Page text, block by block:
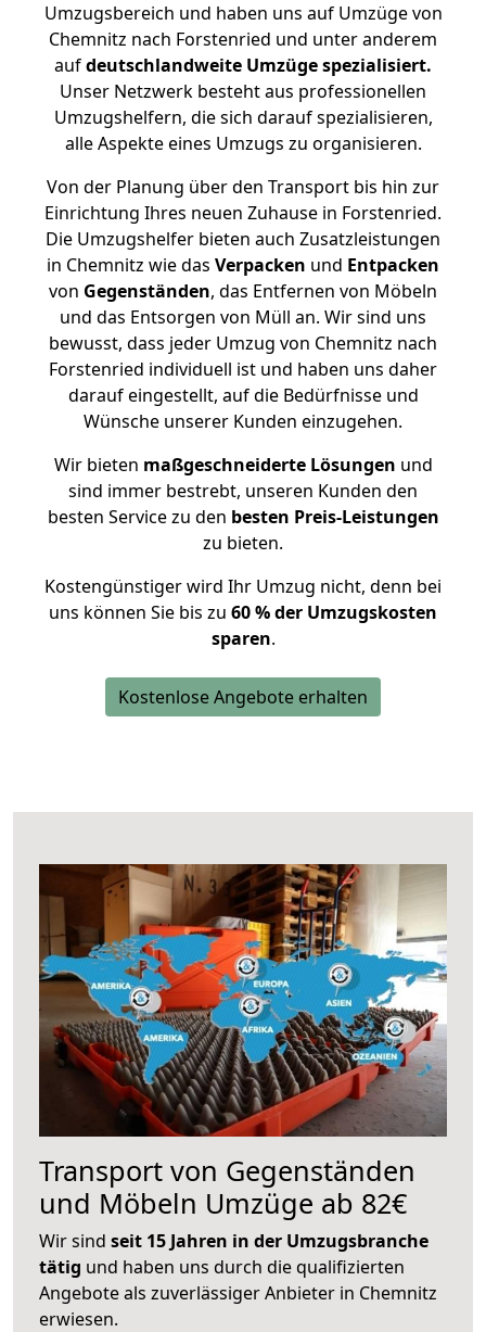
Umzugsbereich und haben uns auf Umzüge von
Chemnitz nach Forstenried und unter anderem
aufdeutschlandweite Umzüge spezialisiert.
Unser Netzwerk besteht aus professionellen
Umzugshelfern, die sich darauf spezialisieren,
alle Aspekte eines Umzugs zu organisieren.
Von der Planung über den Transport bis hin zur
Einrichtung Ihres neuen Zuhause in Forstenried.
Die Umzugshelfer bieten auch Zusatzleistungen
in Chemnitz wie das Verpacken und Entpacken
von Gegenständen, das Entfernen von Möbeln
und das Entsorgen von Müll an. Wir sind uns
bewusst, dass jeder Umzug von Chemnitz nach
Forstenried individuell ist und haben uns daher
darauf eingestellt, auf die Bedürfnisse und
Wünsche unserer Kunden einzugehen.
Wir bieten maßgeschneiderte Lösungen und
sind immer bestrebt, unseren Kunden den
besten Service zu den besten Preis-Leistungen
zu bieten.
Kostengünstiger wird Ihr Umzug nicht, denn bei
uns können Sie bis zu 60 % der Umzugskosten
sparen.
Kostenlose Angebote erhalten
Transport von Gegenständen
und Möbeln Umzüge ab 82€
Wir sind seit 15 Jahren in der Umzugsbranche
tätig und haben uns durch die qualifizierten
Angebote als zuverlässiger Anbieter in Chemnitz
erwiesen.